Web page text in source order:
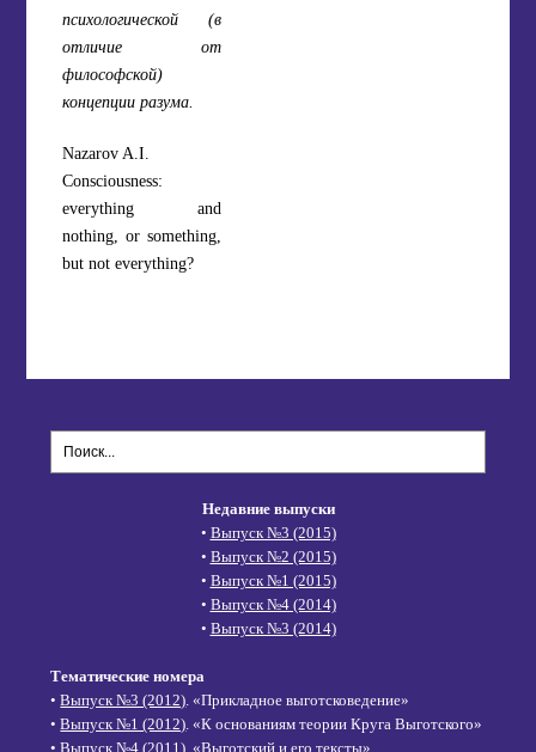
психологической (в
отличие от
философской)
концепции разума.
Nazarov A.I.
Consciousness:
everything and
nothing, or something,
but not everything?
Недавние выпуски
• Выпуск №3 (2015)
• Выпуск №2 (2015)
• Выпуск №1 (2015)
• Выпуск №4 (2014)
• Выпуск №3 (2014)
Тематические номера
•Выпуск №3 (2012) . «Прикладное выготсковедение»
•Выпуск №1 (2012) . «К основаниям теории Круга Выготского»
•Выпуск №4 (2011) . «Выготский и его тексты»